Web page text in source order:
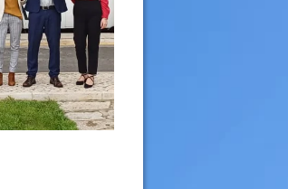
Por favor, selecione um hotel para reservar.